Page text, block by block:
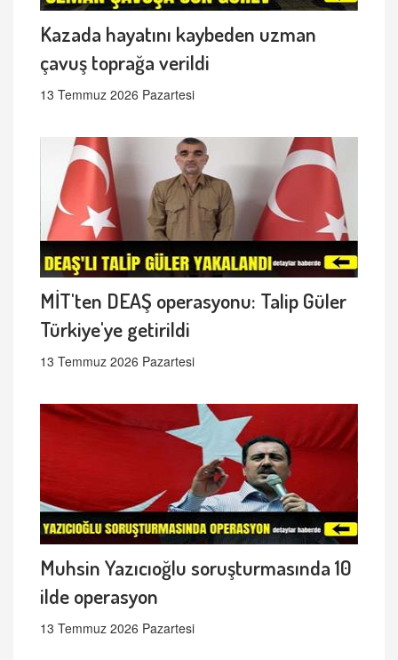
Kazada hayatını kaybeden uzman
çavuş toprağa verildi
13 Temmuz 2026 Pazartesi
MİT'ten DEAŞ operasyonu: Talip Güler
Türkiye'ye getirildi
13 Temmuz 2026 Pazartesi
Muhsin Yazıcıoğlu soruşturmasında 10
ilde operasyon
13 Temmuz 2026 Pazartesi